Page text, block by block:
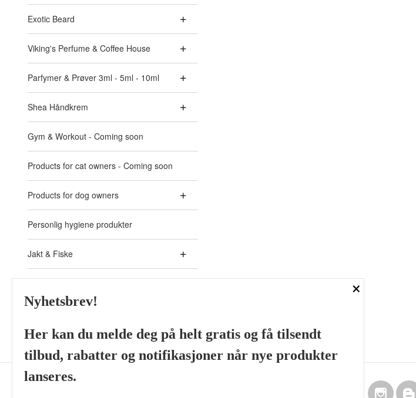
Exotic Beard
Viking's Perfume & Coffee House
Parfymer & Prøver 3ml - 5ml - 10ml
Shea Håndkrem
Gym & Workout - Coming soon
Products for cat owners - Coming soon
Products for dog owners
Personlig hygiene produkter
Jakt & Fiske
Akvaristikk - Aquarium
Skjeggprodukter fra ulike
×
Nyhetsbrev!
Her kan du melde deg på helt gratis og få tilsendt
tilbud, rabatter og notifikasjoner når nye produkter
lanseres.